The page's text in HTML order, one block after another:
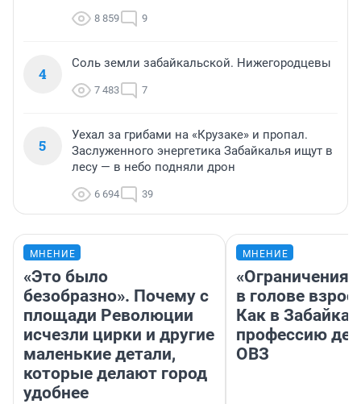
8 859 9
4
Соль земли забайкальской. Нижегородцевы
7 483 7
5
Уехал за грибами на «Крузаке» и пропал.
Заслуженного энергетика Забайкалья ищут в
лесу — в небо подняли дрон
6 694 39
МНЕНИЕ
«Это было
безобразно». Почему с
площади Революции
исчезли цирки и другие
маленькие детали,
которые делают город
удобнее
МНЕНИЕ
«Ограничения
в голове
Как в
профессию
ОВЗ